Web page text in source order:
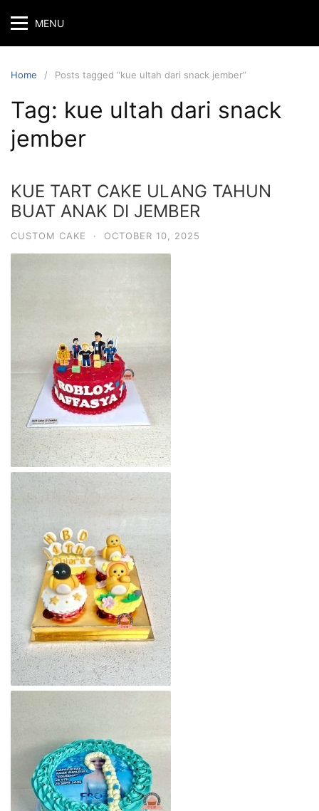
content
MENU
Home Posts tagged “kue ultah dari snack jember”
Tag: kue ultah dari snack
jember
KUE TART CAKE ULANG TAHUN
BUAT ANAK DI JEMBER
CUSTOM CAKE · OCTOBER 10, 2025